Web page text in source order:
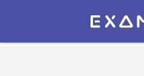
Экзамер — ЕГЭ 2027